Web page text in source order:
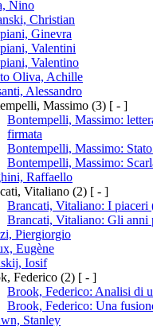
Nino
Christian
Ginevra
Valentini
Valentino
Oliva, Achille
Alessandro
Massimo (3) [ - ]
Bontempelli, Massimo:
firmata
Bontempelli, Massimo:
Bontempelli, Massimo:
Raffaello
Vitaliano (2) [ - ]
Brancati, Vitaliano: I piaceri
Brancati, Vitaliano: Gli anni
Piergiorgio
Eugène
Iosif
Federico (2) [ - ]
Brook, Federico: Analisi di
Brook, Federico: Una
Stanley